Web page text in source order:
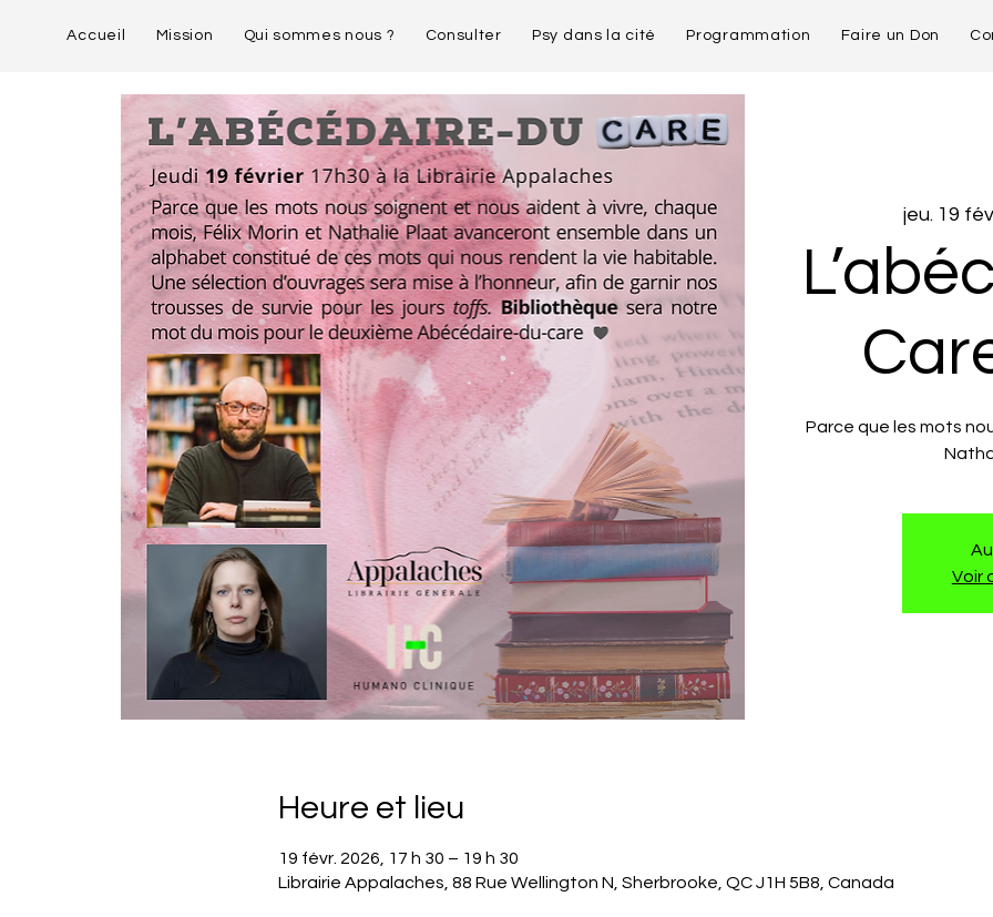
Accueil Mission Qui sommes nous ? Consulter Psy dans la cité Programmation Faire un Don
jeu. 19
Parce que les mots
Voir
Heure et lieu
19 févr. 2026, 17 h 30 – 19 h 30
Librairie Appalaches, 88 Rue Wellington N, Sherbrooke, QC J1H 5B8, Canada